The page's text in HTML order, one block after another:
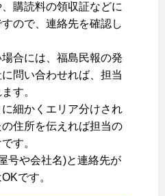
購読料の領収証などに
ので、連絡先を確認し
合には、福島民報の発
問い合わせれば、担当
す。
細かくエリア分けされ
住所を伝えれば担当の
す。
号や会社名)と連絡先が
です。